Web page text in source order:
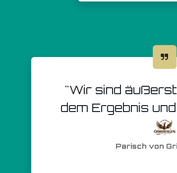
"Wir sind
dem Ergebnis
Parisch von